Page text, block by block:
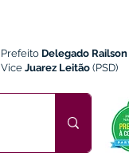
Prefeito Delegado Railson
Vice Juarez Leitão (PSD)